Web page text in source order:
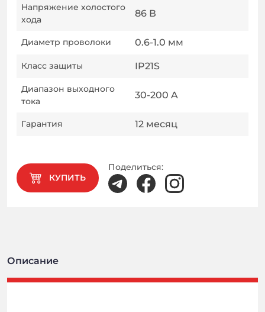
Напряжение холостого
хода
86 В
Диаметр проволоки 0.6-1.0 мм
Класс защиты IP21S
Диапазон выходного
тока
30-200 A
Гарантия 12 месяц
КУПИТЬ
Поделиться:
Описание